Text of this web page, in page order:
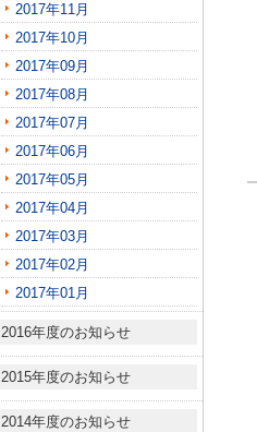
2017年11月
2017年10月
2017年09月
2017年08月
2017年07月
2017年06月
2017年05月
2017年04月
2017年03月
2017年02月
2017年01月
2016年度のお知らせ
2015年度のお知らせ
2014年度のお知らせ